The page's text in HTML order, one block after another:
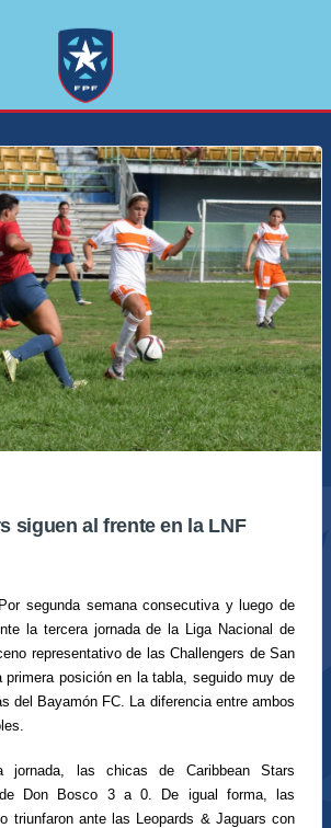
siguen al frente en la LNF
Por segunda semana consecutiva y luego de
la tercera jornada de la Liga Nacional de
representativo de las Challengers de San
primera posición en la tabla, seguido muy de
del Bayamón FC. La diferencia entre ambos
jornada, las chicas de Caribbean Stars
Don Bosco 3 a 0. De igual forma, las
triunfaron ante las Leopards & Jaguars con